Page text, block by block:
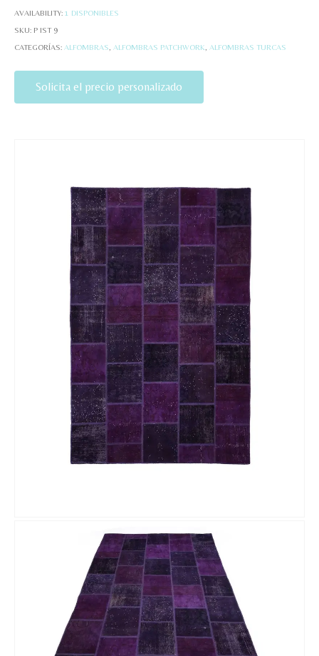
AVAILABILITY: 1 DISPONIBLES
SKU: P IST 9
CATEGORÍAS: ALFOMBRAS ALFOMBRAS PATCHWORK ALFOMBRAS TURCAS
Solicita el precio personalizado